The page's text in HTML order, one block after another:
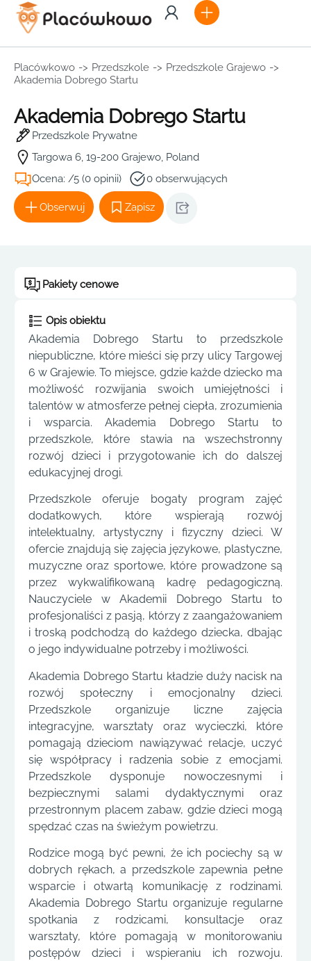
Placówkowo -> Przedszkole -> Przedszkole Grajewo ->
Akademia Dobrego Startu
Akademia Dobrego Startu
Przedszkole Prywatne
Targowa 6, 19-200 Grajewo, Poland
Ocena: /5 (0 opinii)
0 obserwujących
Obserwuj Zapisz
Pakiety cenowe
Opis obiektu
Akademia Dobrego Startu to przedszkole
niepubliczne, które mieści się przy ulicy Targowej
6 w Grajewie. To miejsce, gdzie każde dziecko ma
możliwość rozwijania swoich umiejętności i
talentów w atmosferze pełnej ciepła, zrozumienia
i wsparcia. Akademia Dobrego Startu to
przedszkole, które stawia na wszechstronny
rozwój dzieci i przygotowanie ich do dalszej
edukacyjnej drogi.
Przedszkole oferuje bogaty program zajęć
dodatkowych, które wspierają rozwój
intelektualny, artystyczny i fizyczny dzieci. W
ofercie znajdują się zajęcia językowe, plastyczne,
muzyczne oraz sportowe, które prowadzone są
przez wykwalifikowaną kadrę pedagogiczną.
Nauczyciele w Akademii Dobrego Startu to
profesjonaliści z pasją, którzy z zaangażowaniem
i troską podchodzą do każdego dziecka, dbając
o jego indywidualne potrzeby i możliwości.
Akademia Dobrego Startu kładzie duży nacisk na
rozwój społeczny i emocjonalny dzieci.
Przedszkole organizuje liczne zajęcia
integracyjne, warsztaty oraz wycieczki, które
pomagają dzieciom nawiązywać relacje, uczyć
się współpracy i radzenia sobie z emocjami.
Przedszkole dysponuje nowoczesnymi i
bezpiecznymi salami dydaktycznymi oraz
przestronnym placem zabaw, gdzie dzieci mogą
spędzać czas na świeżym powietrzu.
Rodzice mogą być pewni, że ich pociechy są w
dobrych rękach, a przedszkole zapewnia pełne
wsparcie i otwartą komunikację z rodzinami.
Akademia Dobrego Startu organizuje regularne
spotkania z rodzicami, konsultacje oraz
warsztaty, które pomagają w monitorowaniu
postępów dzieci i wspieraniu ich rozwoju.